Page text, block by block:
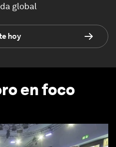
global
hoy
en foco